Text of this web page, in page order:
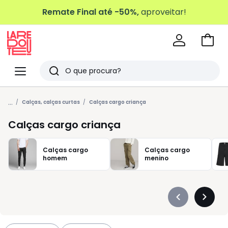
Remate Final até -50%,aproveitar!
Menu
Redoute
Pesquisar
Últimos
artigos
vistos
Ir
... Calças, calças curtas Calças cargo criança
Calças cargo criança
Calças cargo
homem
Calças cargo
menino
Précédent